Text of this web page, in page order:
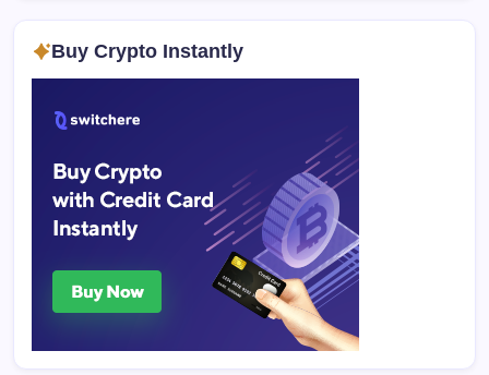
Buy Crypto Instantly